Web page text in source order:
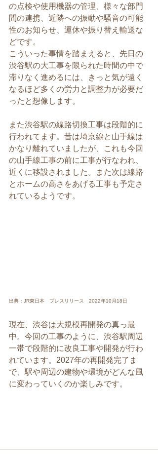
の点検や使用機器の管理、様々な部門
間の連携、近隣への振動や騒音の可能
性のお知らせ、運休や振り替え輸送な
どです。
こういった事情を踏まえると、先日の
渋谷駅の大工事を限られた時間の中で
滞りなく進めるには、きっと気が遠く
なるほど多くの労力と調整力が必要だ
ったと想像します。
また渋谷駅の線路切換工事は段階的に
行われてます。昔は埼京線と山手線は
かなり離れていましたが、これも今回
の山手線工事の前に工事が行なわれ、
近くに移設されました。また次は線路
とホームの高さをあげる工事も予定さ
れているようです。
出典：JR東日本　プレスリリース　2022年10月18日
現在、渋谷は大規模再開発の真っ最
中。今回の工事のように、渋谷駅周辺
一帯で段階的に改良工事や開発が行わ
れています。2027年の再開発完了ま
で、駅や周辺の建物や環境がどんな風
に変わっていくのか楽しみです。